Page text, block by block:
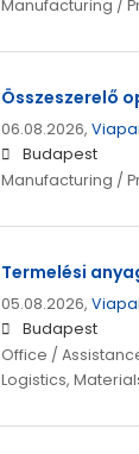
Manufacturing /
Összeszerelő
06.08.2026,
Budapest
Manufacturing /
Termelési
05.08.2026,
Budapest
Office /
Logistics,